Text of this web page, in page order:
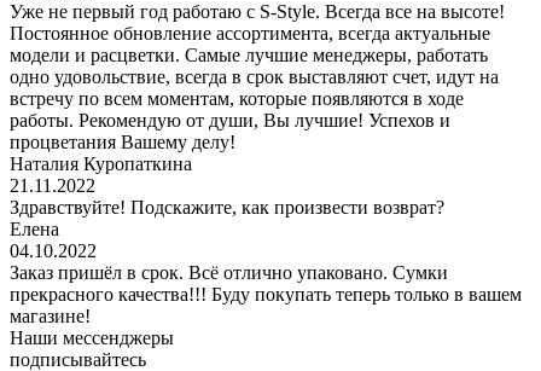
Уже не первый год работаю с S-Style. Всегда все на высоте!
Постоянное обновление ассортимента, всегда актуальные
модели и расцветки. Самые лучшие менеджеры, работать
одно удовольствие, всегда в срок выставляют счет, идут на
встречу по всем моментам, которые появляются в ходе
работы. Рекомендую от души, Вы лучшие! Успехов и
процветания Вашему делу!
Наталия Куропаткина
21.11.2022
Здравствуйте! Подскажите, как произвести возврат?
Елена
04.10.2022
Заказ пришёл в срок. Всё отлично упаковано. Сумки
прекрасного качества!!! Буду покупать теперь только в вашем
магазине!
Наши мессенджеры
подписывайтесь